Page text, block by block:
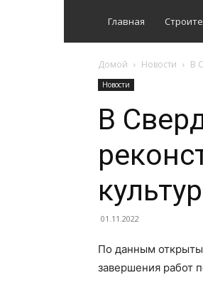
Главная
Домой Новости В
Новости
В
01.11.2022
По данным
завершения работ